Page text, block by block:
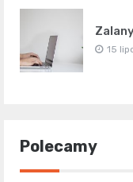
15
Polecamy